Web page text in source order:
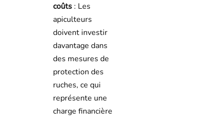
coûts: Les
apiculteurs
doivent investir
davantage dans
des mesures de
protection des
ruches, ce qui
représente une
charge financière